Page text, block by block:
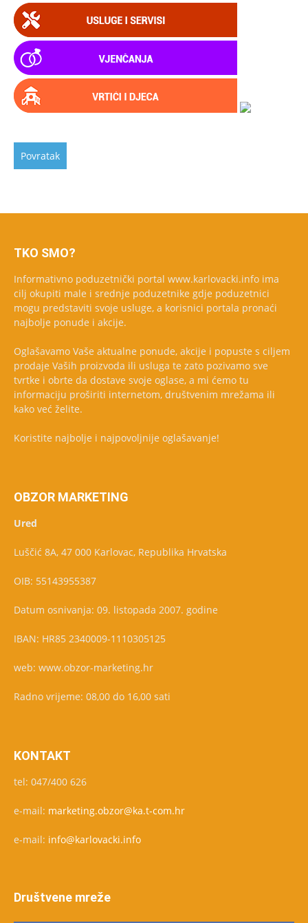
TKO SMO?
Informativno poduzetnički portal www.karlovacki.info ima
cilj okupiti male i srednje poduzetnike gdje poduzetnici
mogu predstaviti svoje usluge, a korisnici portala pronaći
najbolje ponude i akcije.
Oglašavamo Vaše aktualne ponude, akcije i popuste s ciljem
prodaje Vaših proizvoda ili usluga te zato pozivamo sve
tvrtke i obrte da dostave svoje oglase, a mi ćemo tu
informaciju proširiti internetom, društvenim mrežama ili
kako već želite.
Koristite najbolje i najpovoljnije oglašavanje!
OBZOR MARKETING
Ured
Luščić 8A, 47 000 Karlovac, Republika Hrvatska
OIB: 55143955387
Datum osnivanja: 09. listopada 2007. godine
IBAN: HR85 2340009-1110305125
web: www.obzor-marketing.hr
Radno vrijeme: 08,00 do 16,00 sati
KONTAKT
tel: 047/400 626
e-mail: marketing.obzor@ka.t-com.hr
e-mail: info@karlovacki.info
Društvene mreže